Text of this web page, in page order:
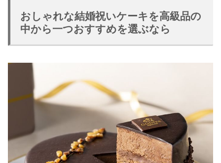
おしゃれな結婚祝いケーキを高級品の
中から一つおすすめを選ぶなら